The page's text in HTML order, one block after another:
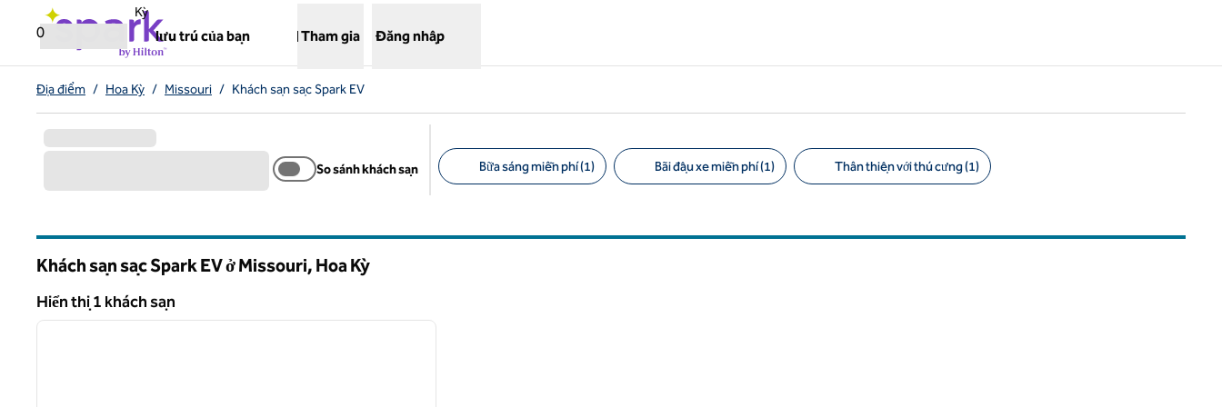
Bỏ qua nội dung
0
Kỳ
lưu trú của bạn
,Mở tab mới
Tham gia Đăng nhập
Địa điểm / Hoa Kỳ / Missouri / Khách sạn sạc Spark EV
So sánh khách sạn Bữa sáng miễn phí (1) Bãi đậu xe miễn phí (1) Thân thiện với thú cưng (1)
Khách sạn sạc Spark EV ở Missouri, Hoa Kỳ
Hiển thị 1 khách sạn
Hiển thị 1 khách sạn
1/12
ảnh sau